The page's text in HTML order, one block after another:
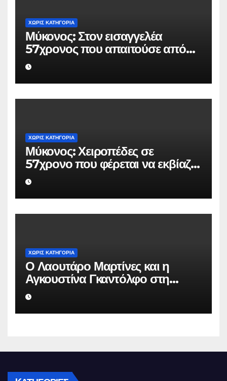
ΧΩΡΊΣ ΚΑΤΗΓΟΡΊΑ
Μύκονος: Στον εισαγγελέα
57χρονος που απαιτούσε από
επιχειρηματία 80.000 ευρώ για
να μην κάνει καταγγελίες σε
βάρος του
ΧΩΡΊΣ ΚΑΤΗΓΟΡΊΑ
Μύκονος: Χειροπέδες σε
57χρονο που φέρεται να εκβίαζε
επιχείρηση για να «θάψει»
ψευδείς καταγγελίες – Η παγίδα
που του έστησε η ΕΛ.ΑΣ.
ΧΩΡΊΣ ΚΑΤΗΓΟΡΊΑ
Ο Λαουτάρο Μαρτίνες και η
Αγκουστίνα Γκαντόλφο στη
Μύκονο: Πολυτελείς διακοπές και
αποκλειστικός γάμος στο νησί
των ανέμων